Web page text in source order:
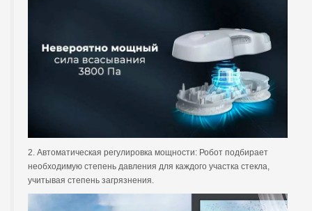
2. Автоматическая регулировка мощности: Робот подбирает
необходимую степень давления для каждого участка стекла,
учитывая степень загрязнения.